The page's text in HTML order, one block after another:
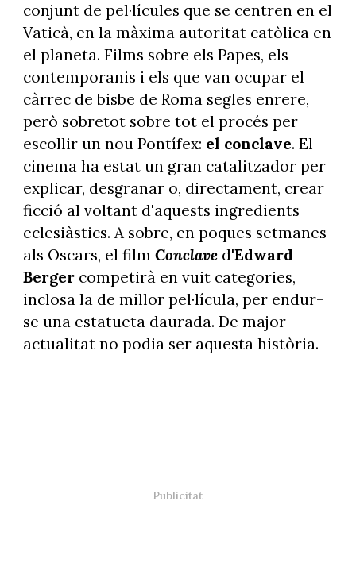
conjunt de pel·lícules que se centren en el
Vaticà, en la màxima autoritat catòlica en
el planeta. Films sobre els Papes, els
contemporanis i els que van ocupar el
càrrec de bisbe de Roma segles enrere,
però sobretot sobre tot el procés per
escollir un nou Pontífex: el conclave. El
cinema ha estat un gran catalitzador per
explicar, desgranar o, directament, crear
ficció al voltant d'aquests ingredients
eclesiàstics. A sobre, en poques setmanes
als Oscars, el film Conclaved'Edward
Berger competirà en vuit categories,
inclosa la de millor pel·lícula, per endur-
se una estatueta daurada. De major
actualitat no podia ser aquesta història.